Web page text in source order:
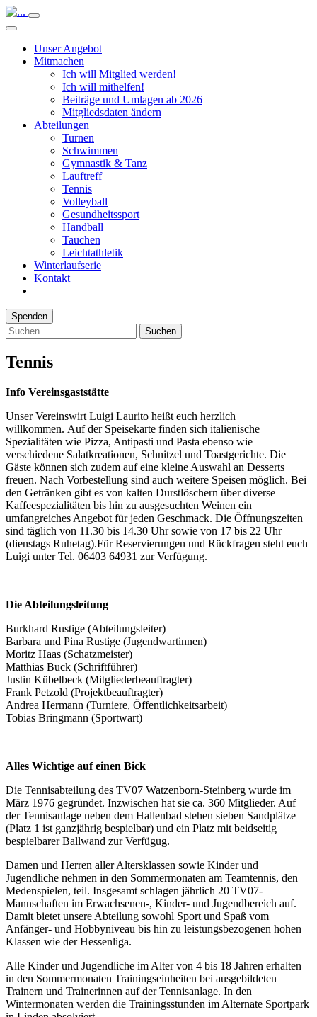
Unser Angebot
Mitmachen
Ich will Mitglied werden!
Ich will mithelfen!
Beiträge und Umlagen ab 2026
Mitgliedsdaten ändern
Abteilungen
Turnen
Schwimmen
Gymnastik & Tanz
Lauftreff
Tennis
Volleyball
Gesundheitssport
Handball
Tauchen
Leichtathletik
Winterlaufserie
Kontakt
Spenden
Suchen
Tennis
Info Vereinsgaststätte
Unser Vereinswirt Luigi Laurito heißt euch herzlich
willkommen. Auf der Speisekarte finden sich italienische
Spezialitäten wie Pizza, Antipasti und Pasta ebenso wie
verschiedene Salatkreationen, Schnitzel und Toastgerichte. Die
Gäste können sich zudem auf eine kleine Auswahl an Desserts
freuen. Nach Vorbestellung sind auch weitere Speisen möglich. Bei
den Getränken gibt es von kalten Durstlöschern über diverse
Kaffeespezialitäten bis hin zu ausgesuchten Weinen ein
umfangreiches Angebot für jeden Geschmack. Die Öffnungszeiten
sind täglich von 11.30 bis 14.30 Uhr sowie von 17 bis 22 Uhr
(dienstags Ruhetag).Für Reservierungen und Rückfragen steht euch
Luigi unter Tel. 06403 64931 zur Verfügung.
Die Abteilungsleitung
Burkhard Rustige (Abteilungsleiter)
Barbara und Pina Rustige (Jugendwartinnen)
Moritz Haas (Schatzmeister)
Matthias Buck (Schriftführer)
Justin Kübelbeck (Mitgliederbeauftragter)
Frank Petzold (Projektbeauftragter)
Andrea Hermann (Turniere, Öffentlichkeitsarbeit)
Tobias Bringmann (Sportwart)
Alles Wichtige auf einen Bick
Die Tennisabteilung des TV07 Watzenborn-Steinberg wurde im
März 1976 gegründet. Inzwischen hat sie ca. 360 Mitglieder. Auf
der Tennisanlage neben dem Hallenbad stehen sieben Sandplätze
(Platz 1 ist ganzjährig bespielbar) und ein Platz mit beidseitig
bespielbarer Ballwand zur Verfügug.
Damen und Herren aller Altersklassen sowie Kinder und
Jugendliche nehmen in den Sommermonaten am Teamtennis, den
Medenspielen, teil. Insgesamt schlagen jährlich 20 TV07-
Mannschaften im Erwachsenen-, Kinder- und Jugendbereich auf.
Damit bietet unsere Abteilung sowohl Sport und Spaß vom
Anfänger- und Hobbyniveau bis hin zu leistungsbezogenen hohen
Klassen wie der Hessenliga.
Alle Kinder und Jugendliche im Alter von 4 bis 18 Jahren erhalten
in den Sommermonaten Trainingseinheiten bei ausgebildeten
Trainern und Trainerinnen auf der Tennisanlage. In den
Wintermonaten werden die Trainingsstunden im Alternate Sportpark